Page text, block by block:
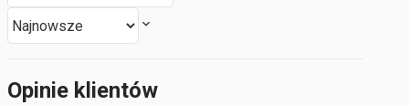
Opinie klientów